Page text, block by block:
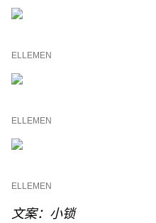
ELLEMEN
ELLEMEN
ELLEMEN
文案：小锁